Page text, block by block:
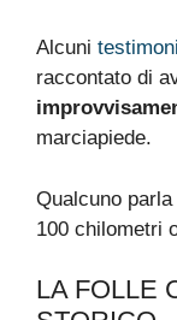
Alcuni testimoni
raccontato di
marciapiede.
Qualcuno
100 chilometri
LA FOLLE